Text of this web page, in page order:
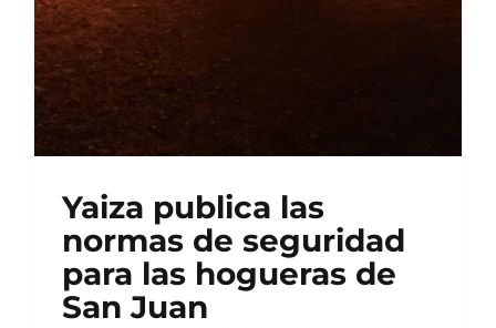
Yaiza publica las
normas de seguridad
para las hogueras de
San Juan